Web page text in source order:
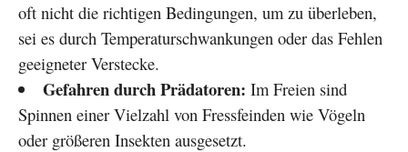
oft nicht die richtigen Bedingungen, um zu überleben,
sei es durch Temperaturschwankungen oder das Fehlen
geeigneter Verstecke.
Gefahren durch Prädatoren: Im Freien sind
Spinnen einer Vielzahl von Fressfeinden wie Vögeln
oder größeren Insekten ausgesetzt.